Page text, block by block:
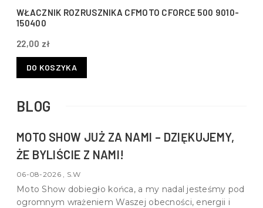
WŁACZNIK ROZRUSZNIKA CFMOTO CFORCE 500 9010-
150400
22,00 zł
DO KOSZYKA
BLOG
MOTO SHOW JUŻ ZA NAMI – DZIĘKUJEMY,
ŻE BYLIŚCIE Z NAMI!
06-08-2026 , S.W
Moto Show dobiegło końca, a my nadal jesteśmy pod
ogromnym wrażeniem Waszej obecności, energii i